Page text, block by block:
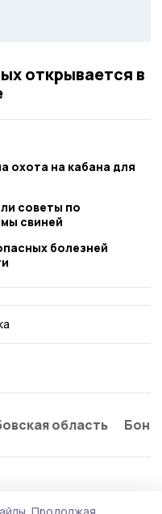
открывается в
охота на кабана для
советы по
свиней
болезней
область